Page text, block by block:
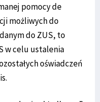
pomocy de
możliwych do
do ZUS, to
w celu ustalenia
oświadczeń